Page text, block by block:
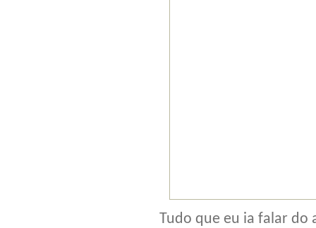
Tudo que eu ia falar do